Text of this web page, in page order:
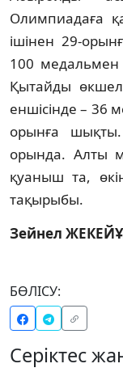
Олимпиадаға
iшiнен 29-
100
Қытайды
еншiсiнде – 36
орынға
орында. Алты
қуаныш та,
тақырыбы.
Зейнел
БӨЛІСУ:
Серіктес